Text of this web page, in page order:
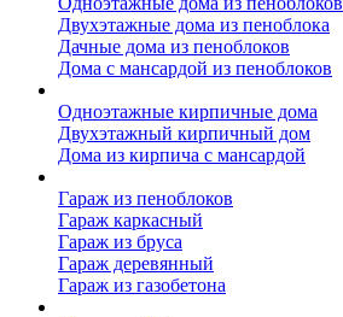
Двухэтажные дома из пеноблока
Дачные дома из пеноблоков
Дома с мансардой из пеноблоков
Одноэтажные кирпичные дома
Двухэтажный кирпичный дом
Дома из кирпича с мансардой
Гараж из пеноблоков
Гараж каркасный
Гараж из бруса
Гараж деревянный
Гараж из газобетона